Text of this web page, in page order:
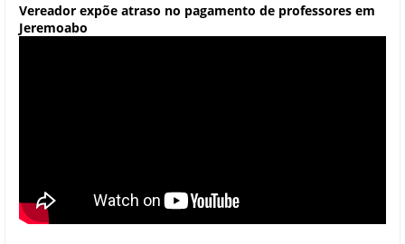
Vereador expõe atraso no pagamento de professores em
Jeremoabo